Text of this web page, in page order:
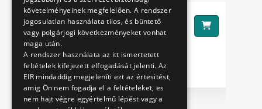
Ár:3000 Ft
követelményeinek megfelelően. A rendszer
jogosulatlan használata tilos, és büntető
vagy polgárjogi következményeket vonhat
maga után.
A rendszer használata az itt ismertetett
feltételek kifejezett elfogadását jelenti. Az
EIR mindaddig megjeleníti ezt az értesitést,
amig Ön nem fogadja el a feltételeket, es
nem hajt végre egyértelmű lépést vagy a